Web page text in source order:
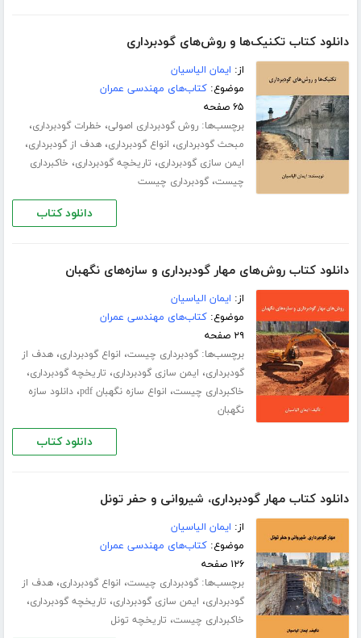
دانلود کتاب تکنیک‌ها و روش‌های گودبرداری
از: ایمان الیاسیان
موضوع:کتاب‌های مهندسی عمران
۶۵ صفحه
برچسب‌ها:روش گودبرداری اصولی، خطرات گودبرداری،
مبحث گودبرداری، انواع گودبرداری،هدف از گودبرداری،
ایمن سازی گودبرداری، تاریخچه گودبرداری، خاکبرداری
چیست،گودبرداری چیست
دانلود کتاب
دانلود کتاب روش‌های مهار گودبرداری و سازه‌های نگهبان
از: ایمان الیاسیان
موضوع:کتاب‌های مهندسی عمران
۲۹ صفحه
برچسب‌ها:گودبرداری چیست، انواع گودبرداری،هدف از
گودبرداری، ایمن سازی گودبرداری، تاریخچه گودبرداری،
خاکبرداری چیست، انواع سازه نگهبان pdf ،دانلود سازه
نگهبان
دانلود کتاب
دانلود کتاب مهار گودبرداری، شیروانی و حفر تونل
از: ایمان الیاسیان
موضوع:کتاب‌های مهندسی عمران
۱۲۶ صفحه
برچسب‌ها:گودبرداری چیست، انواع گودبرداری،هدف از
گودبرداری، ایمن سازی گودبرداری، تاریخچه گودبرداری،
خاکبرداری چیست، تاریخچه تونل